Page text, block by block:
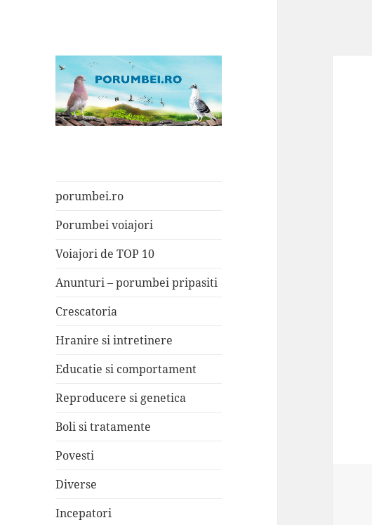
porumbei.ro
Porumbei voiajori
Voiajori de TOP 10
Anunturi – porumbei pripasiti
Crescatoria
Hranire si intretinere
Educatie si comportament
Reproducere si genetica
Boli si tratamente
Povesti
Diverse
Incepatori